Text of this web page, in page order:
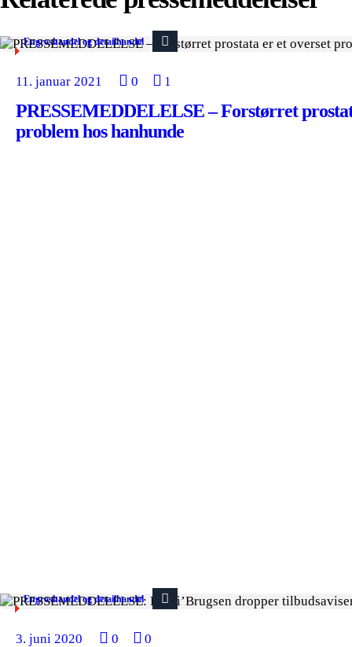
Engroshandel og detailhandel
11. januar 2021 0 1
PRESSEMEDDELELSE – Forstørret
problem hos hanhunde
Engroshandel og detailhandel
3. juni 2020 0 0